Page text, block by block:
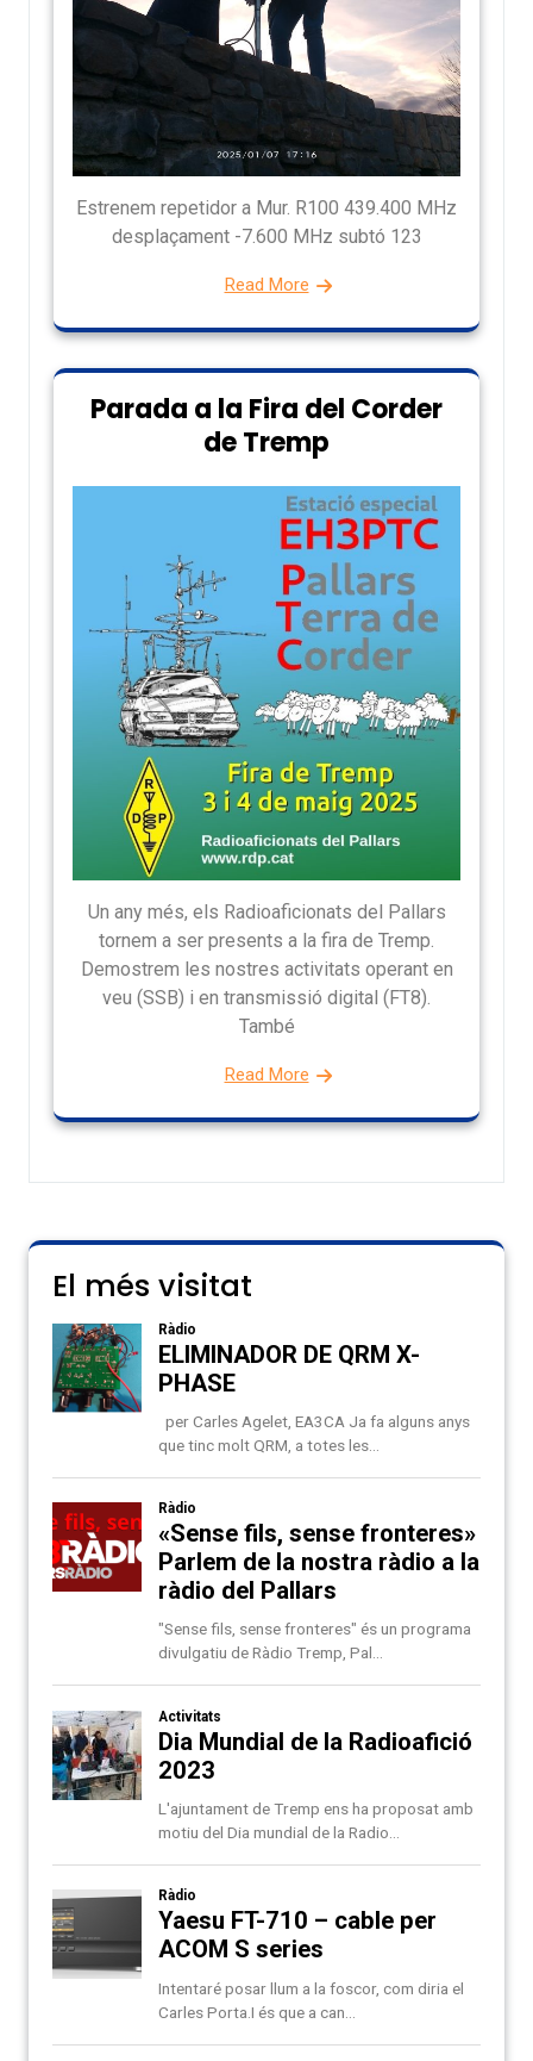
Estrenem repetidor a Mur. R100 439.400 MHz
desplaçament -7.600 MHz subtó 123
Read More
Parada a la Fira del Corder
de Tremp
Un any més, els Radioaficionats del Pallars
tornem a ser presents a la fira de Tremp.
Demostrem les nostres activitats operant en
veu (SSB) i en transmissió digital (FT8).
També
Read More
El més visitat